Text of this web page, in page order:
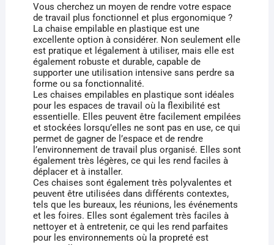
Vous cherchez un moyen de rendre votre espace
de travail plus fonctionnel et plus ergonomique ?
La chaise empilable en plastique est une
excellente option à considérer. Non seulement elle
est pratique et légalement à utiliser, mais elle est
également robuste et durable, capable de
supporter une utilisation intensive sans perdre sa
forme ou sa fonctionnalité.
Les chaises empilables en plastique sont idéales
pour les espaces de travail où la flexibilité est
essentielle. Elles peuvent être facilement empilées
et stockées lorsqu’elles ne sont pas en use, ce qui
permet de gagner de l’espace et de rendre
l’environnement de travail plus organisé. Elles sont
également très légères, ce qui les rend faciles à
déplacer et à installer.
Ces chaises sont également très polyvalentes et
peuvent être utilisées dans différents contextes,
tels que les bureaux, les réunions, les événements
et les foires. Elles sont également très faciles à
nettoyer et à entretenir, ce qui les rend parfaites
pour les environnements où la propreté est